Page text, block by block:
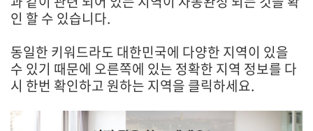
인 할 수 있습니다.
동일한 키워드라도 대한민국에 다양한 지역이 있을
수 있기 때문에 오른쪽에 있는 정확한 지역 정보를 다
시 한번 확인하고 원하는 지역을 클릭하세요.